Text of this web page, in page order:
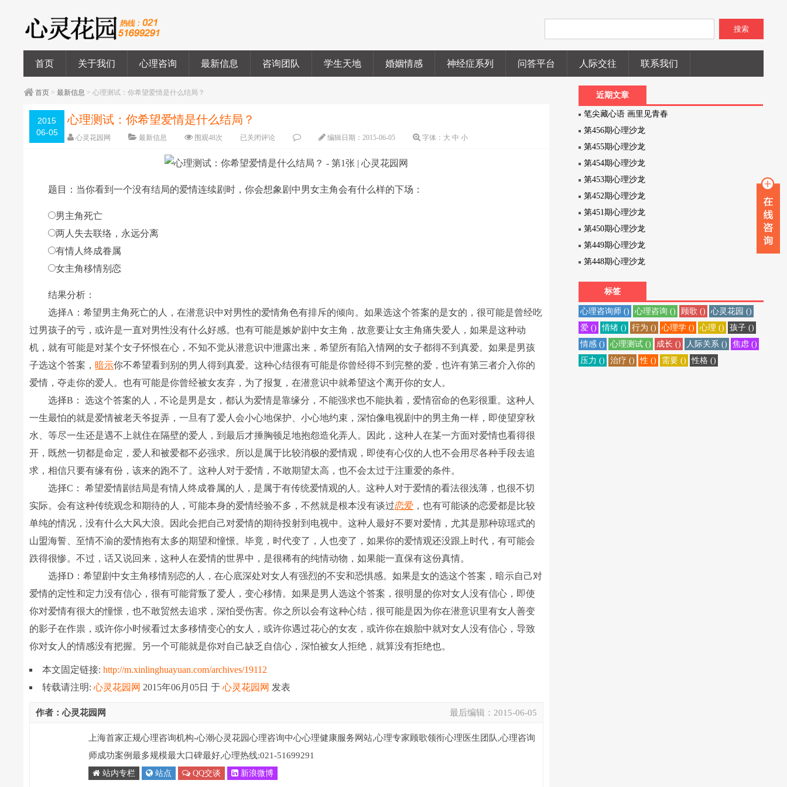
搜索
首页 关于我们 心理咨询 最新信息 咨询团队 学生天地 婚姻情感 神经症系列 问答平台 人际交往 联系我们
首页 >最新信息 > 心理测试：你希望爱情是什么结局？
2015
06-05
心理测试：你希望爱情是什么结局？
心灵花园网 最新信息 围观48次 已关闭评论 编辑日期：2015-06-05 字体： 大 中 小
题目：当你看到一个没有结局的爱情连续剧时，你会想象剧中男女主角会有什么样的下场：
男主角死亡
两人失去联络，永远分离
有情人终成眷属
女主角移情别恋
结果分析：
选择A：希望男主角死亡的人，在潜意识中对男性的爱情角色有排斥的倾向。如果选这个答案的是女的，很可能是曾经吃
过男孩子的亏，或许是一直对男性没有什么好感。也有可能是嫉妒剧中女主角，故意要让女主角痛失爱人，如果是这种动
机，就有可能是对某个女子怀恨在心，不知不觉从潜意识中泄露出来，希望所有陷入情网的女子都得不到真爱。如果是男孩
子选这个答案， 暗示你不希望看到别的男人得到真爱。这种心结很有可能是你曾经得不到完整的爱，也许有第三者介入你的
爱情，夺走你的爱人。也有可能是你曾经被女友弃，为了报复，在潜意识中就希望这个离开你的女人。
选择B： 选这个答案的人，不论是男是女，都认为爱情是靠缘分，不能强求也不能执着，爱情宿命的色彩很重。这种人
一生最怕的就是爱情被老天爷捉弄，一旦有了爱人会小心地保护、小心地约束，深怕像电视剧中的男主角一样，即使望穿秋
水、等尽一生还是遇不上就住在隔壁的爱人，到最后才捶胸顿足地抱怨造化弄人。因此，这种人在某一方面对爱情也看得很
开，既然一切都是命定，爱人和被爱都不必强求。所以是属于比较消极的爱情观，即使有心仪的人也不会用尽各种手段去追
求，相信只要有缘有份，该来的跑不了。这种人对于爱情，不敢期望太高，也不会太过于注重爱的条件。
选择C： 希望爱情剧结局是有情人终成眷属的人，是属于有传统爱情观的人。这种人对于爱情的看法很浅薄，也很不切
实际。会有这种传统观念和期待的人，可能本身的爱情经验不多，不然就是根本没有谈过恋爱 ，也有可能谈的恋爱都是比较
单纯的情况，没有什么大风大浪。因此会把自己对爱情的期待投射到电视中。这种人最好不要对爱情，尤其是那种琼瑶式的
山盟海誓、至情不渝的爱情抱有太多的期望和憧憬。毕竟，时代变了，人也变了，如果你的爱情观还没跟上时代，有可能会
跌得很惨。不过，话又说回来，这种人在爱情的世界中，是很稀有的纯情动物，如果能一直保有这份真情。
选择D：希望剧中女主角移情别恋的人，在心底深处对女人有强烈的不安和恐惧感。如果是女的选这个答案，暗示自己对
爱情的定性和定力没有信心，很有可能背叛了爱人，变心移情。如果是男人选这个答案，很明显的你对女人没有信心，即使
你对爱情有很大的憧憬，也不敢贸然去追求，深怕受伤害。你之所以会有这种心结，很可能是因为你在潜意识里有女人善变
的影子在作祟，或许你小时候看过太多移情变心的女人，或许你遇过花心的女友，或许你在娘胎中就对女人没有信心，导致
你对女人的情感没有把握。另一个可能就是你对自己缺乏自信心，深怕被女人拒绝，就算没有拒绝也。
本文固定链接:http://m.xinlinghuayuan.com/archives/19112
转载请注明:心灵花园网 2015年06月05日于心灵花园网 发表
最后编辑： 2015-06-05
作者：心灵花园网
上海首家正规心理咨询机构-心潮心灵花园心理咨询中心心理健康服务网站,心理专家顾歌领衔心理医生团队,心理咨询
师成功案例最多规模最大口碑最好,心理热线:021-51699291
站内专栏 站点 QQ交谈 新浪微博
近期文章
笔尖藏心语 画里见青春
第456期心理沙龙
第455期心理沙龙
第454期心理沙龙
第453期心理沙龙
第452期心理沙龙
第451期心理沙龙
第450期心理沙龙
第449期心理沙龙
第448期心理沙龙
标签
心理咨询师 () 心理咨询 () 顾歌 ()
心灵花园 ()
爱 ()
情绪 () 行为 () 心理学 () 心理 ()
孩子 ()
情感 ()
心理测试 () 成长 () 人际关系 ()
焦虑 ()
压力 ()
治疗 () 性 () 需要 () 性格 ()